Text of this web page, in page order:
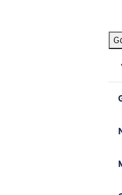
BÚSQUEDAS
Pilothouse PRO Limited
Gafas de sol personalizadas
Los más vendidos de gafas